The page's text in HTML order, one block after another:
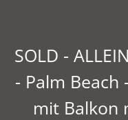
SOLD -
- Palm Beach
mit Balkon